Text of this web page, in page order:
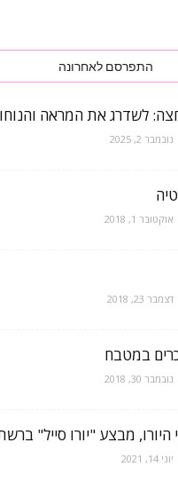
התפרסם לאחרונה
לשדרג את המראה
נובמבר 2, 2025
אוקטובר 1, 2018
דצמבר 23, 2018
במטבח
נובמבר 30, 2018
מבצע "יורו סייל"
יוני 14, 2021